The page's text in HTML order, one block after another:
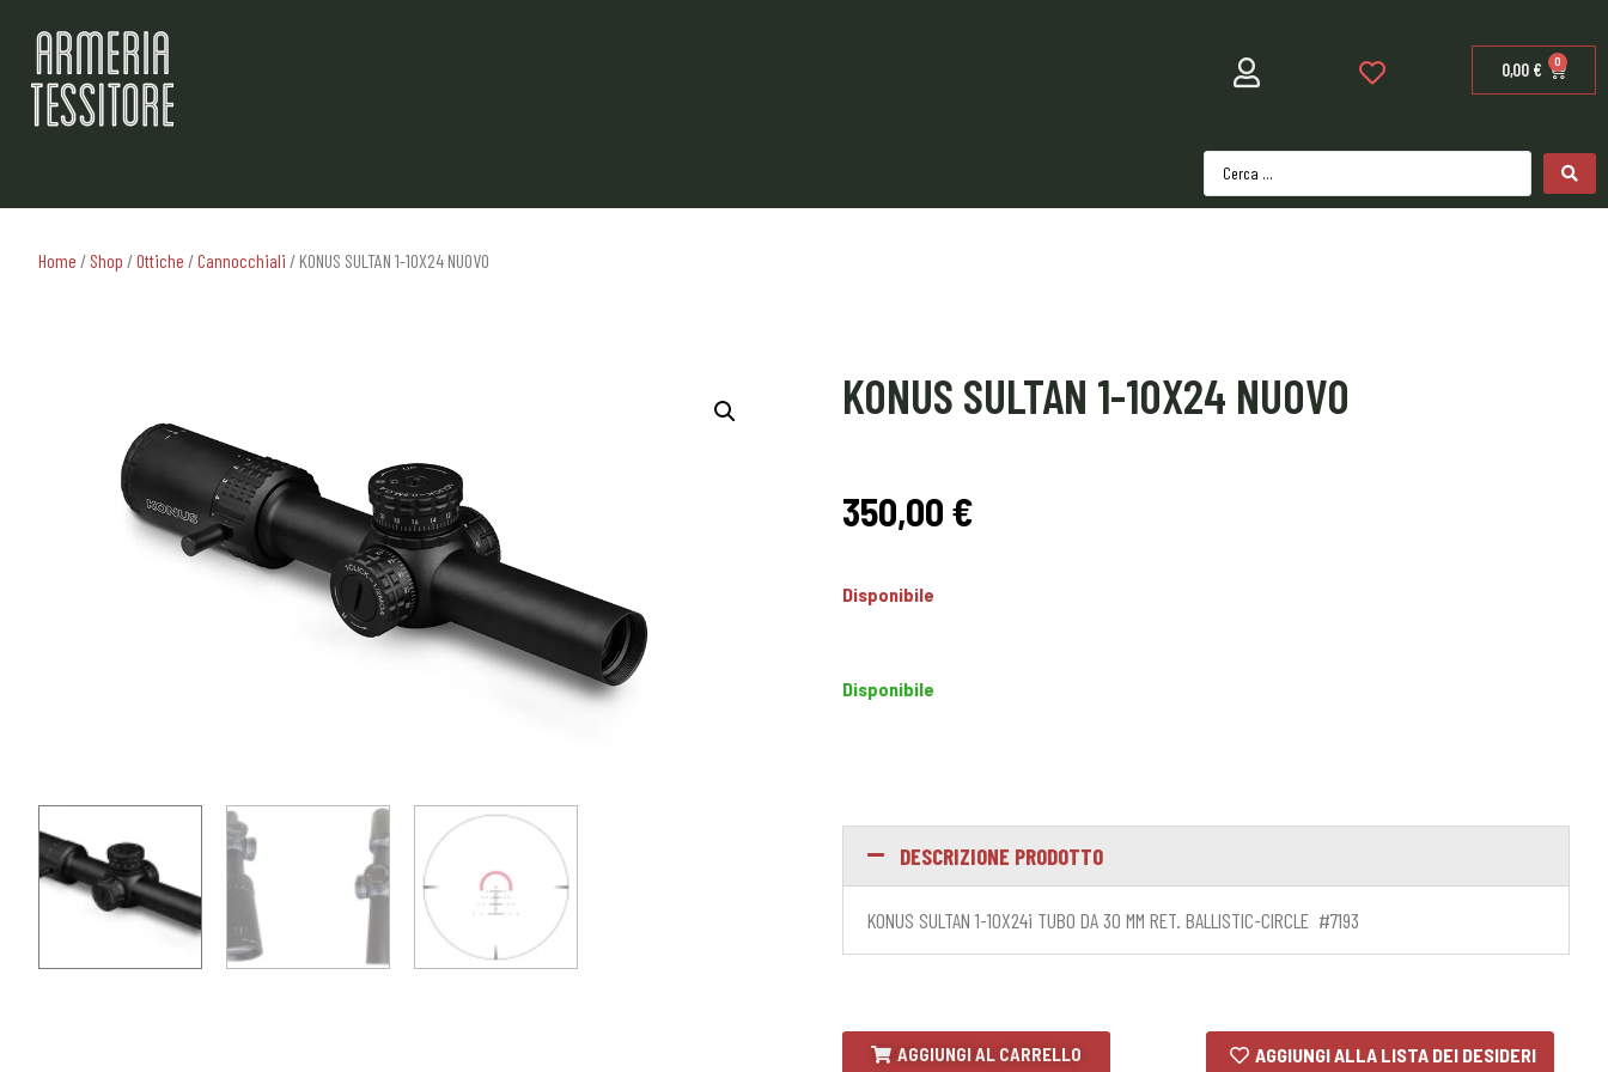
0,00 € 0
Home / Shop /Ottiche /Cannocchiali / KONUS SULTAN 1-10X24 NUOVO
KONUS SULTAN 1-10X24 NUOVO
350,00 €
Disponibile
Disponibile
DESCRIZIONE PRODOTTO
KONUS SULTAN 1-10X24i TUBO DA 30 MM RET. BALLISTIC-CIRCLE #7193
AGGIUNGI AL CARRELLO AGGIUNGI ALLA LISTA DEI DESIDERI